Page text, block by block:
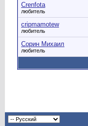
Crenfota
любитель
cripmamotew
любитель
Cорин Михаил
любитель